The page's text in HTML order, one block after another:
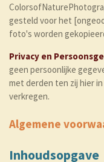
gesteld voor het
foto's worden
Privacy en
geen persoonlijke
met derden ten zij hier
verkregen.
Algemene
Inhoudsopgave